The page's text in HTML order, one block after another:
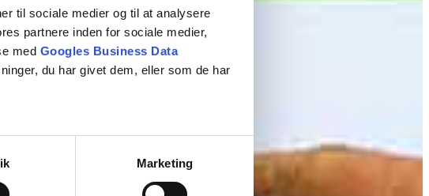
til sociale medier og til at analysere
partnere inden for sociale medier,
med Googles Business Data
du har givet dem, eller som de har
Marketing